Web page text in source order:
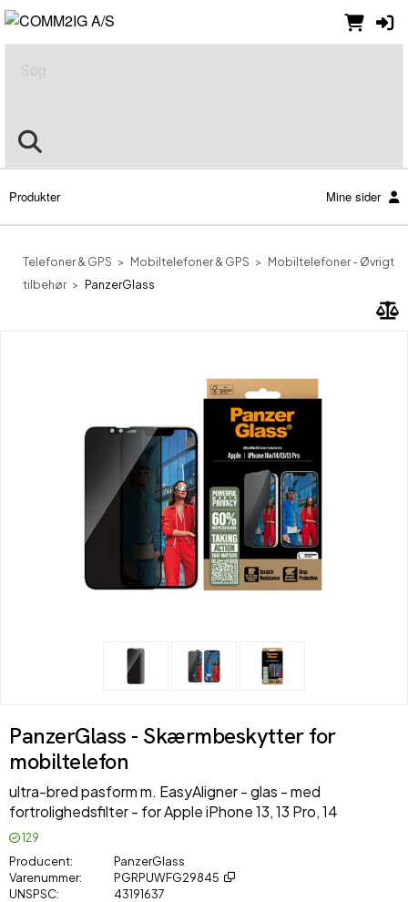
Produkter Mine sider
Telefoner & GPS Mobiltelefoner & GPS
Mobiltelefoner - Øvrigt
tilbehør
PanzerGlass
PanzerGlass - Skærmbeskytter for
mobiltelefon
ultra-bred pasform m. EasyAligner - glas - med
fortrolighedsfilter - for Apple iPhone 13, 13 Pro, 14
129
Producent
PanzerGlass
Varenummer
PGRPUWFG29845
UNSPSC
43191637